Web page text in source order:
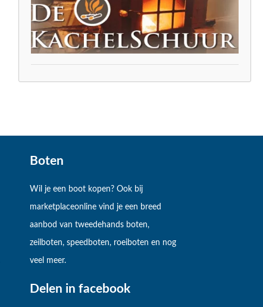
Boten
Wil je een boot kopen? Ook bij
marketplaceonline vind je een breed
aanbod van tweedehands boten,
zeilboten, speedboten, roeiboten en nog
veel meer.
Delen in facebook